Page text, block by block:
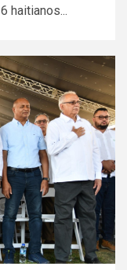
haitianos...